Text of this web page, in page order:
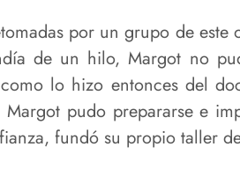
por un grupo de
de un hilo, Margot no
lo hizo entonces del
pudo prepararse e
fundó su propio taller